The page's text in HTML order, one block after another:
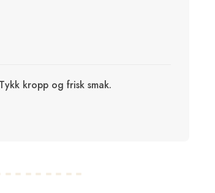
kropp og frisk smak.